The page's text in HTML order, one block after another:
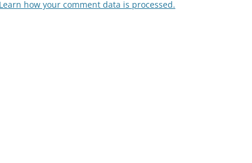
Learn how your comment data is processed.